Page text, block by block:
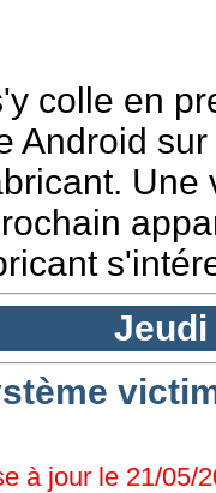
colle en
Android
Jeudi
à jour le 21/05/